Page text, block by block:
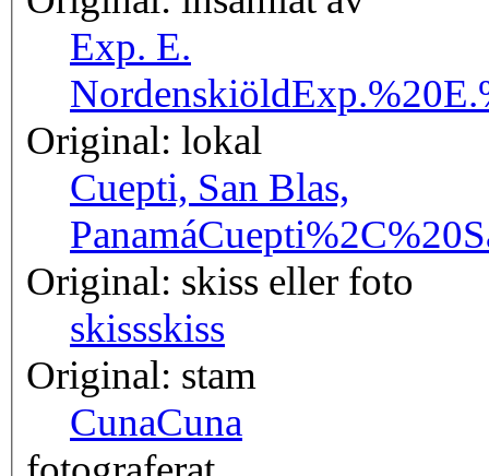
Exp. E.
Nordenskiöld
Original: lokal
Cuepti, San Blas,
Panamá
Original: skiss eller foto
skissskiss
Original: stam
CunaCuna